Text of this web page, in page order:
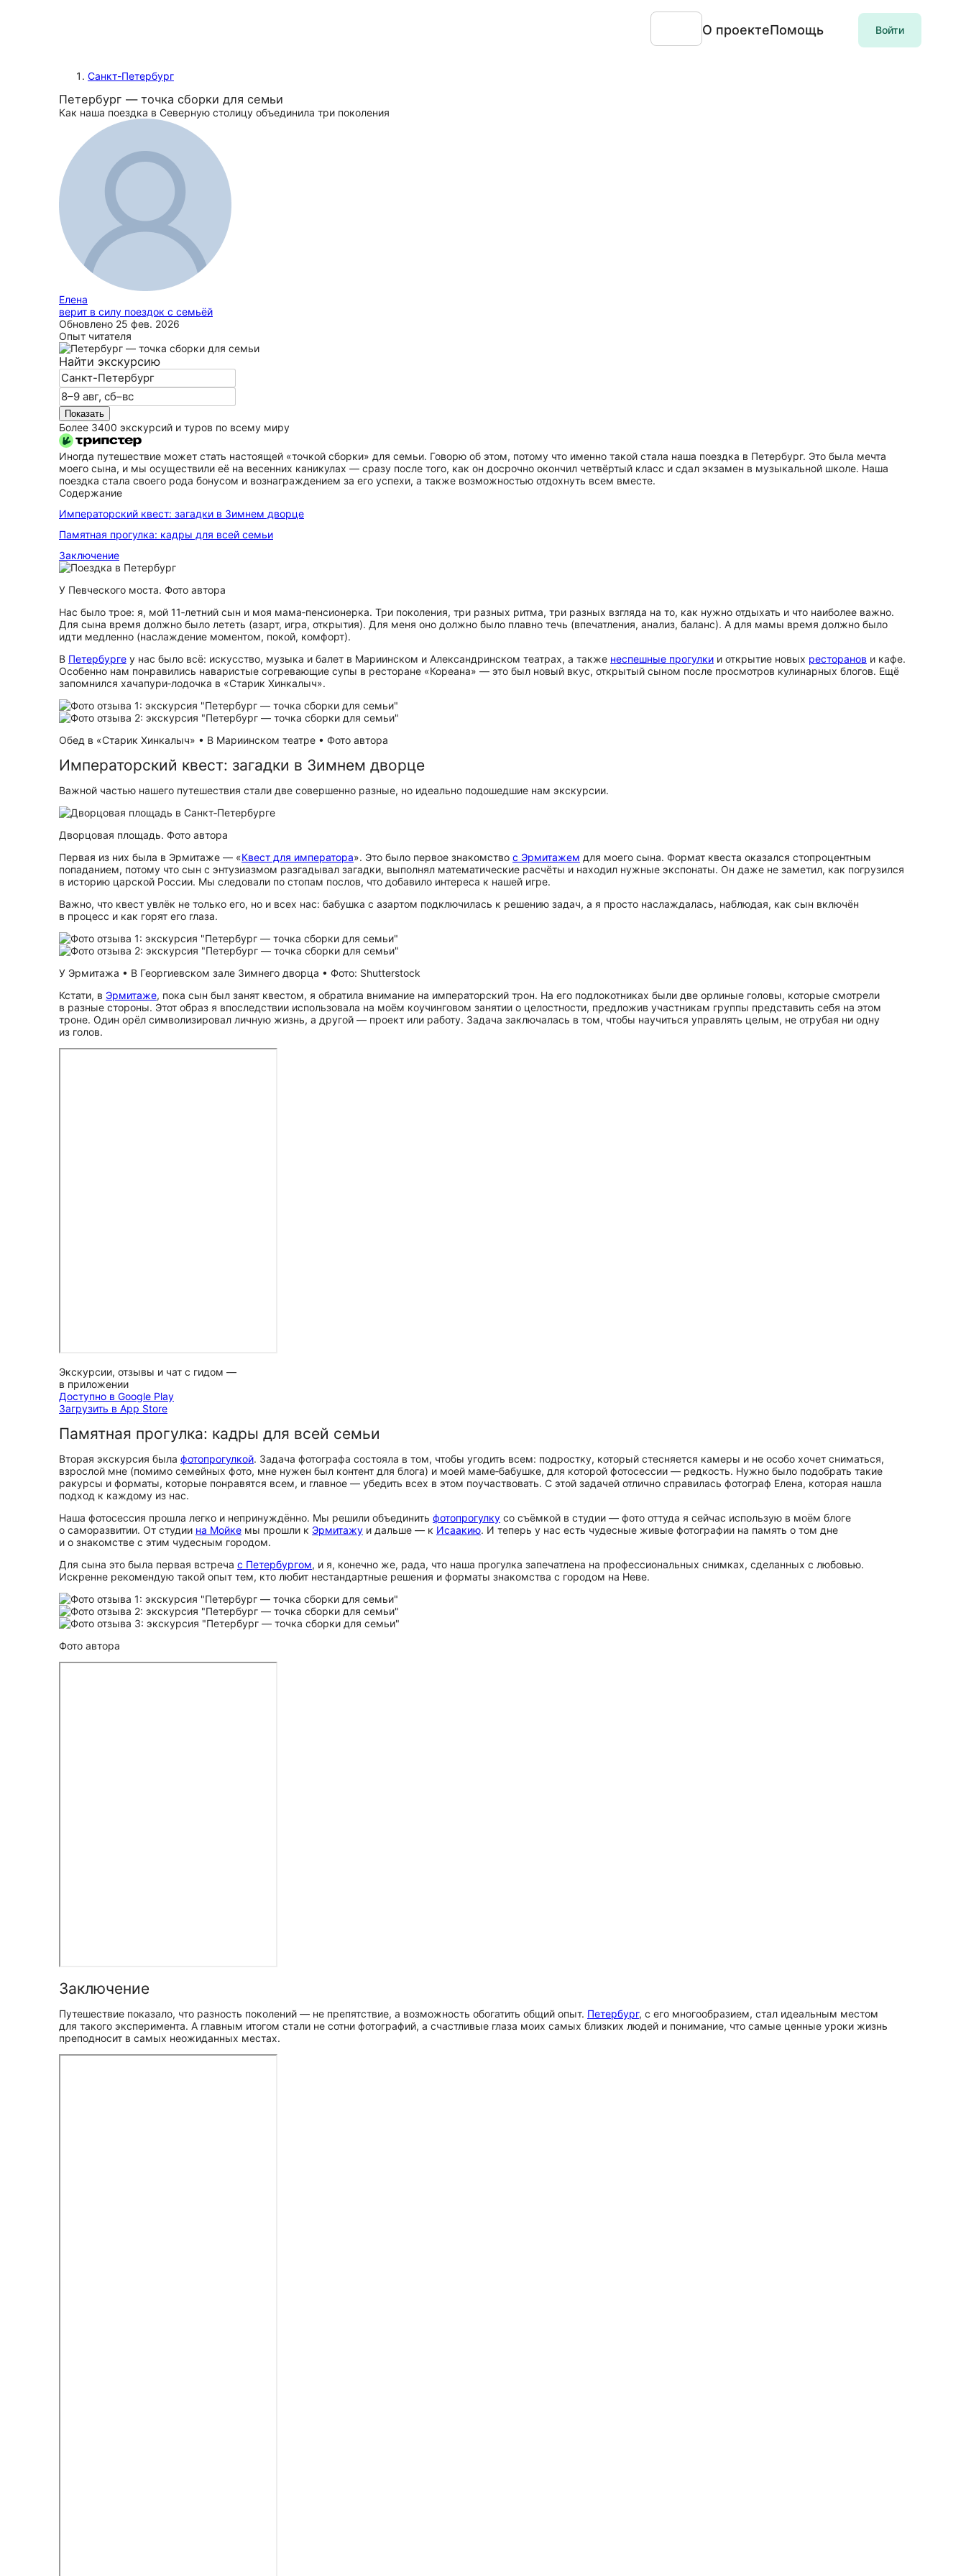
О проектеПомощь Войти
Санкт-Петербург
Петербург — точка сборки для семьи
Как наша поездка в Северную столицу объединила три поколения
Елена
верит в силу поездок с семьёй
Обновлено 25 фев. 2026
Опыт читателя
Найти экскурсию
Показать
Более 3400 экскурсий и туров по всему миру
Иногда путешествие может стать настоящей «точкой сборки» для семьи. Говорю об этом, потому что именно такой стала наша поездка в Петербург. Это была мечта
моего сына, и мы осуществили её на весенних каникулах — сразу после того, как он досрочно окончил четвёртый класс и сдал экзамен в музыкальной школе. Наша
поездка стала своего рода бонусом и вознаграждением за его успехи, а также возможностью отдохнуть всем вместе.
Содержание
Императорский квест: загадки в Зимнем дворце
Памятная прогулка: кадры для всей семьи
Заключение
У Певческого моста. Фото автора
Нас было трое: я, мой 11‑летний сын и моя мама‑пенсионерка. Три поколения, три разных ритма, три разных взгляда на то, как нужно отдыхать и что наиболее важно.
Для сына время должно было лететь (азарт, игра, открытия). Для меня оно должно было плавно течь (впечатления, анализ, баланс). А для мамы время должно было
идти медленно (наслаждение моментом, покой, комфорт).
В Петербурге у нас было всё: искусство, музыка и балет в Мариинском и Александринском театрах, а также неспешные прогулки и открытие новых ресторанов и кафе.
Особенно нам понравились наваристые согревающие супы в ресторане «Кореана» — это был новый вкус, открытый сыном после просмотров кулинарных блогов. Ещё
запомнился хачапури‑лодочка в «Старик Хинкалыч».
Обед в «Старик Хинкалыч» • В Мариинском театре • Фото автора
Императорский квест: загадки в Зимнем дворце
Важной частью нашего путешествия стали две совершенно разные, но идеально подошедшие нам экскурсии.
Дворцовая площадь. Фото автора
Первая из них была в Эрмитаже — «Квест для императора». Это было первое знакомство с Эрмитажем для моего сына. Формат квеста оказался стопроцентным
попаданием, потому что сын с энтузиазмом разгадывал загадки, выполнял математические расчёты и находил нужные экспонаты. Он даже не заметил, как погрузился
в историю царской России. Мы следовали по стопам послов, что добавило интереса к нашей игре.
Важно, что квест увлёк не только его, но и всех нас: бабушка с азартом подключилась к решению задач, а я просто наслаждалась, наблюдая, как сын включён
в процесс и как горят его глаза.
У Эрмитажа • В Георгиевском зале Зимнего дворца • Фото: Shutterstock
Кстати, в Эрмитаже, пока сын был занят квестом, я обратила внимание на императорский трон. На его подлокотниках были две орлиные головы, которые смотрели
в разные стороны. Этот образ я впоследствии использовала на моём коучинговом занятии о целостности, предложив участникам группы представить себя на этом
троне. Один орёл символизировал личную жизнь, а другой — проект или работу. Задача заключалась в том, чтобы научиться управлять целым, не отрубая ни одну
из голов.
Экскурсии, отзывы и чат с гидом —
в приложении
Доступно в Google Play
Загрузить в App Store
Памятная прогулка: кадры для всей семьи
Вторая экскурсия была фотопрогулкой. Задача фотографа состояла в том, чтобы угодить всем: подростку, который стесняется камеры и не особо хочет сниматься,
взрослой мне (помимо семейных фото, мне нужен был контент для блога) и моей маме‑бабушке, для которой фотосессии — редкость. Нужно было подобрать такие
ракурсы и форматы, которые понравятся всем, и главное — убедить всех в этом поучаствовать. С этой задачей отлично справилась фотограф Елена, которая нашла
подход к каждому из нас.
Наша фотосессия прошла легко и непринуждённо. Мы решили объединить фотопрогулку со съёмкой в студии — фото оттуда я сейчас использую в моём блоге
о саморазвитии. От студии на Мойке мы прошли к Эрмитажу и дальше — к Исаакию. И теперь у нас есть чудесные живые фотографии на память о том дне
и о знакомстве с этим чудесным городом.
Для сына это была первая встреча с Петербургом, и я, конечно же, рада, что наша прогулка запечатлена на профессиональных снимках, сделанных с любовью.
Искренне рекомендую такой опыт тем, кто любит нестандартные решения и форматы знакомства с городом на Неве.
Фото автора
Заключение
Путешествие показало, что разность поколений — не препятствие, а возможность обогатить общий опыт. Петербург, с его многообразием, стал идеальным местом
для такого эксперимента. А главным итогом стали не сотни фотографий, а счастливые глаза моих самых близких людей и понимание, что самые ценные уроки жизнь
преподносит в самых неожиданных местах.